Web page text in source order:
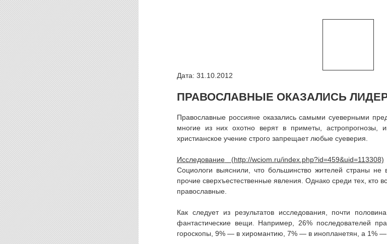
Дата: 31.10.2012
ПРАВОСЛАВНЫЕ ОКАЗАЛИСЬ
Православные россияне оказались самыми суеверными
многие из них охотно верят в приметы,
христианское учение строго запрещает любые суеверия.
Исследование
Социологи выяснили, что большинство жителей страны не
прочие сверхъестественные явления. Однако среди тех, кто
православные.
Как следует из результатов исследования, почти
фантастические вещи. Например, 26% последователей
гороскопы, 9% — в хиромантию, 7% — в инопланетян, а 1% —